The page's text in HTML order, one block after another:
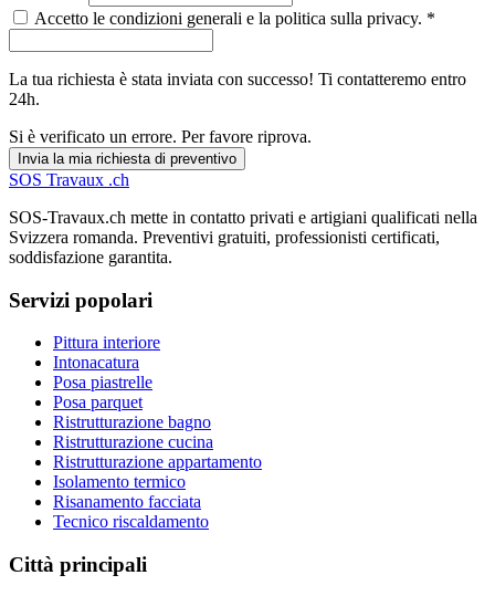
Accetto le condizioni generali e la politica sulla privacy. *
La tua richiesta è stata inviata con successo! Ti contatteremo entro
24h.
Si è verificato un errore. Per favore riprova.
Invia la mia richiesta di preventivo
SOS Travaux .ch
SOS-Travaux.ch mette in contatto privati e artigiani qualificati nella
Svizzera romanda. Preventivi gratuiti, professionisti certificati,
soddisfazione garantita.
Servizi popolari
Pittura interiore
Intonacatura
Posa piastrelle
Posa parquet
Ristrutturazione bagno
Ristrutturazione cucina
Ristrutturazione appartamento
Isolamento termico
Risanamento facciata
Tecnico riscaldamento
Città principali